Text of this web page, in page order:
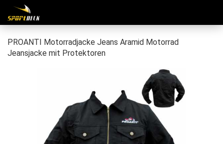
PROANTI Motorradjacke Jeans Aramid Motorrad
Jeansjacke mit Protektoren